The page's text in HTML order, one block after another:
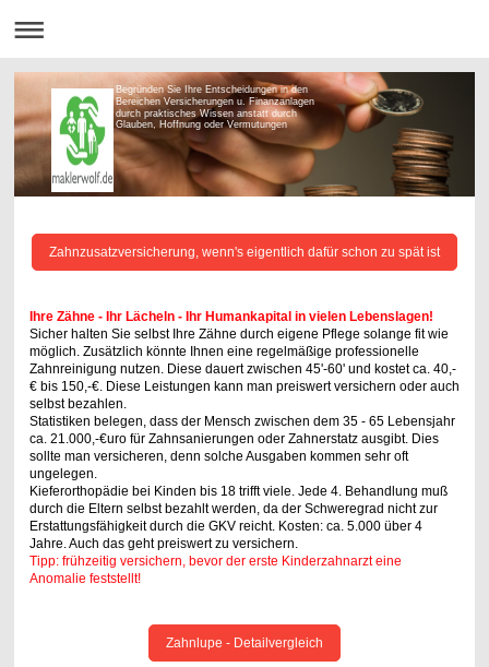
Begründen Sie Ihre Entscheidungen in den
Bereichen Versicherungen u. Finanzanlagen
durch praktisches Wissen anstatt durch
Glauben, Hoffnung oder Vermutungen
Zahnzusatzversicherung, wenn's eigentlich dafür schon zu spät ist
Ihre Zähne - Ihr Lächeln - Ihr Humankapital in vielen Lebenslagen!
Sicher halten Sie selbst Ihre Zähne durch eigene Pflege solange fit wie
möglich. Zusätzlich könnte Ihnen eine regelmäßige professionelle
Zahnreinigung nutzen. Diese dauert zwischen 45'-60' und kostet ca. 40,-
€ bis 150,-€. Diese Leistungen kann man preiswert versichern oder auch
selbst bezahlen.
Statistiken belegen, dass der Mensch zwischen dem 35 - 65 Lebensjahr
ca. 21.000,-€uro für Zahnsanierungen oder Zahnerstatz ausgibt. Dies
sollte man versicheren, denn solche Ausgaben kommen sehr oft
ungelegen.
Kieferorthopädie bei Kinden bis 18 trifft viele. Jede 4. Behandlung muß
durch die Eltern selbst bezahlt werden, da der Schweregrad nicht zur
Erstattungsfähigkeit durch die GKV reicht. Kosten: ca. 5.000 über 4
Jahre. Auch das geht preiswert zu versichern.
Tipp: frühzeitig versichern, bevor der erste Kinderzahnarzt eine
Anomalie feststellt!
Zahnlupe - Detailvergleich